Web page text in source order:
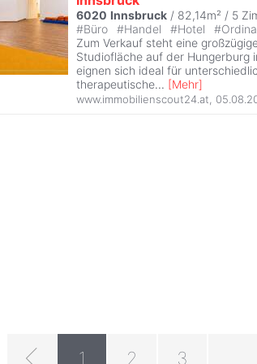
6020 Innsbruck / 82,14m² / 5
#Büro #Handel #Hotel #
Zum Verkauf steht eine
Studiofläche auf der Hungerburg
eignen sich ideal für
therapeutische... [Mehr]
www.immobilienscout24.at
1 2 3